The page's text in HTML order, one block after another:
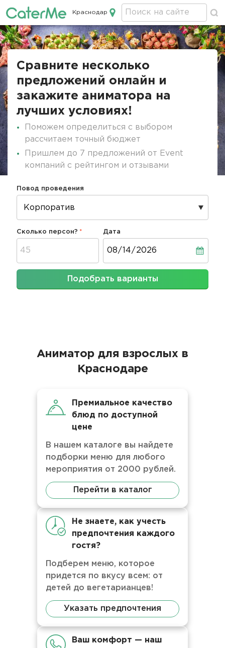
Кейтеринг в Краснодаре
Краснодар
Строка
Сравните несколько
предложений онлайн и
закажите аниматора на
лучших условиях!
Поможем определиться с выбором
рассчитаем точный бюджет
Пришлем до 7 предложений от Event
компаний с рейтингом и отзывами
Повод проведения
Сколько персон? Дата
Подобрать варианты
Аниматор для взрослых в
Краснодаре
Премиальное качество
блюд по доступной
цене
В нашем каталоге вы найдете
подборки меню для любого
мероприятия от 2000 рублей.
Перейти в каталог
Не знаете, как учесть
предпочтения каждого
гостя?
Подберем меню, которое
придется по вкусу всем: от
детей до вегетарианцев!
Указать предпочтения
Ваш комфорт — наш